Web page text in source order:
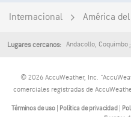
Internacional América del
Lugares cercanos: Andacollo, Coquimbo
© 2026 AccuWeather, Inc.
comerciales registradas de
Términos de uso Política de privacidad